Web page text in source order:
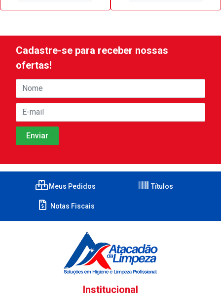
Cadastre-se para receber nossas
ofertas!
Meus Pedidos Títulos
Notas Fiscais
Institucional